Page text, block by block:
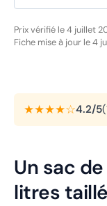
Prix vérifié le 4 juillet
Fiche mise à jour le 4
★★★★☆4.2/5
Un sac
litres